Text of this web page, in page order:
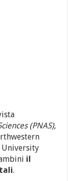
(PNAS),
University
il
.